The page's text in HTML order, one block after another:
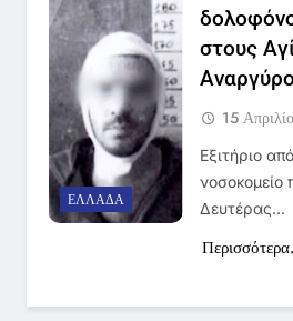
ΕΛΛΆΔΑ
στους
15
Εξιτήριο
νοσοκομείο
Δευτέρας…
LIFESTYLE-MEDIA
Τέλος από
LIFESTYLE-MEDIA
8